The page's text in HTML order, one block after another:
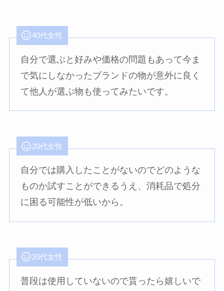
40代女性
自分で選ぶと好みや価格の問題もあって今ま
で気にしなかったブランドの物が意外に良く
て他人が選ぶ物も使ってみたいです。
20代女性
自分では購入したことがないのでどのような
ものか試すことができるうえ、消耗品で処分
に困る可能性が低いから。
20代女性
普段は使用していないので貰ったら嬉しいで